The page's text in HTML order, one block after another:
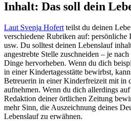
Inhalt: Das soll dein
Laut Svenja Hofert teilst du deinen
verschiedene Rubriken auf:
usw. Du solltest deinen Lebenslauf
angestrebte Stelle zuschneiden – je
Dinge hervorheben. Wenn du dich
in einer Kindertagesstätte bewirbst,
Betreuerin in einer Kinderfreizeit mit in
aufnehmen. Wenn du dich allerdings
Redaktion deiner örtlichen Zeitung
mehr Sinn, die Auszeichnung deines
Lebenslauf zu erwähnen.